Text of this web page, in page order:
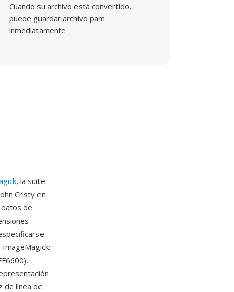
Cuando su archivo está convertido,
puede guardar archivo pam
inmediatamente
, la suite
Cristy en
de
de línea de